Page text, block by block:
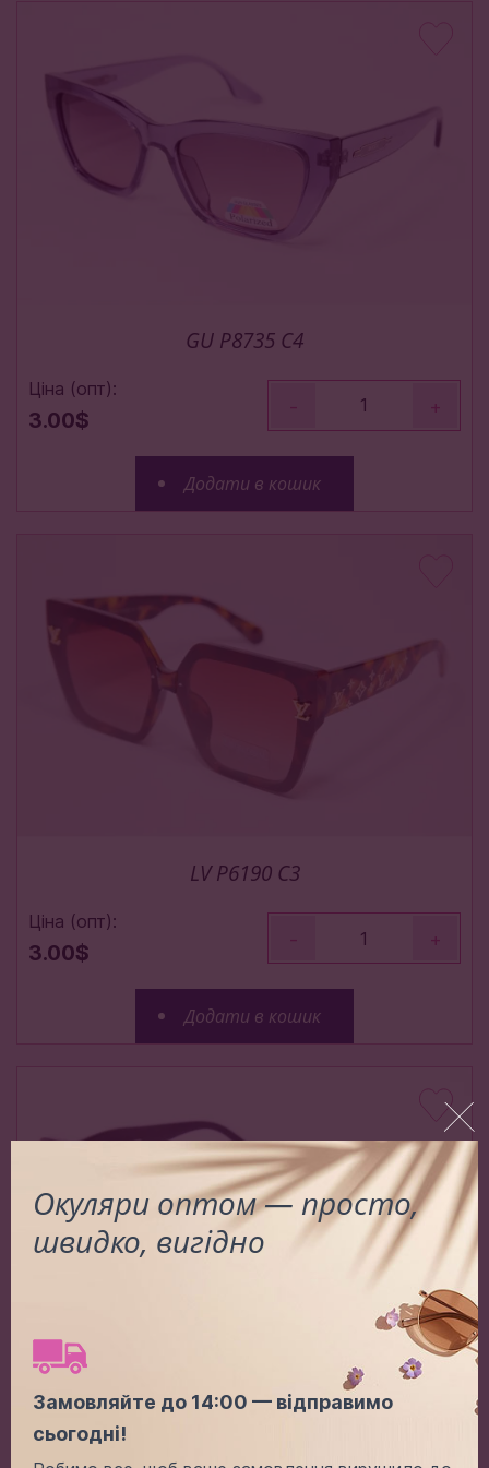
GU P8735 C4
Ціна (опт):
3.00$
- +
Додати в кошик
LV P6190 C3
Ціна (опт):
3.00$
- +
Додати в кошик
PR P2305 C1
Окуляри оптом — просто,
швидко, вигідно
Замовляйте до 14:00 — відправимо
сьогодні!